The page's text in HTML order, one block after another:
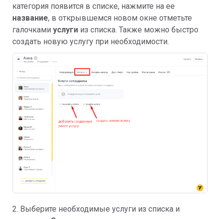
категория появится в списке, нажмите на ее
название, в открывшемся новом окне отметьте
галочками услуги из списка. Также можно быстро
создать новую услугу при необходимости.
2. Выберите необходимые услуги из списка и